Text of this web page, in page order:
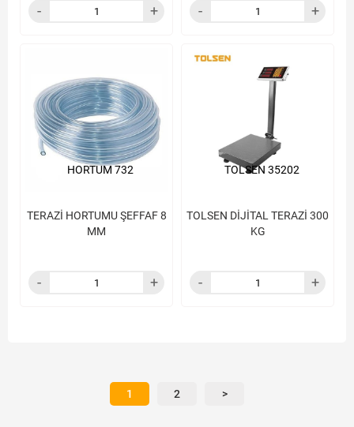
TERAZİ HORTUMU ŞEFFAF 8
MM
HORTUM 732
TOLSEN DİJİTAL TERAZİ 300
KG
TOLSEN 35202
1 2 >